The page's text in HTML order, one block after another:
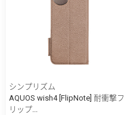
シンプリズム
AQUOS wish4 [FlipNote] 耐衝撃フ
リップ...